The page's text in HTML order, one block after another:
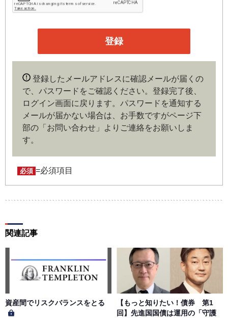
本サイトの会員は、機関投資家や金融機関の役職員、事業
企業や官公庁、研究機関などの役職員、もしくは専門家の
いずれかに該当していることを条件とし、登録の申し込み
を行うには、当社が入会を承諾した時点で、本会員規約の
の内容がある場合や本規約に違反するおそれがある場合に
は、当社は会員登録を拒否もしくは抹消することができま
す。
第４条（ユーザー名とパスワードの管理）
ユーザー名およびパスワードの利用、管理は会員の自己責
任において行うものとします。会員は、ユーザー名および
パスワードの第三者への漏洩、利用許諾、貸与、譲渡、名
用によって生じた損害の責任は、会員が負うものとし、当
第５条（著作権）
本サイトに掲載された情報、写真、その他の著作物は、当
社もしくは著作物の著作者または著作権者に帰属するもの
とします。会員は、当社著作物について複製、転用、公衆
送信、譲渡、翻案および翻訳などの著作権、商標権などを
侵害する行為を行ってはならないものとします。
登録したメールアドレスに確認メールが届くの
で、パスワードをご確認ください。登録完了後、
ログイン画面に戻ります。パスワードを通知する
メールが届かない場合は、お手数ですがページ下
部の「お問い合わせ」よりご連絡をお願いしま
す。
必須 =必須項目
関連記事
資産間でリスクバランスをとる
【もっと知りたい！債券 第1
回】先進国国債は運用の「守護